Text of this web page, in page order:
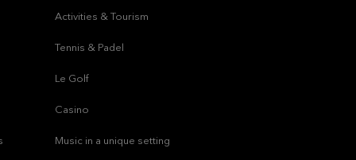
Activities & Tourism
Tennis & Padel
Le Golf
Casino
Music in a unique setting